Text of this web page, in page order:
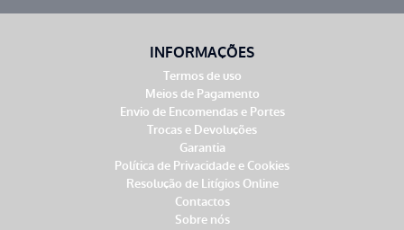
INFORMAÇÕES
Termos de uso
Meios de Pagamento
Envio de Encomendas e Portes
Trocas e Devoluções
Garantia
Política de Privacidade e Cookies
Resolução de Litígios Online
Contactos
Sobre nós